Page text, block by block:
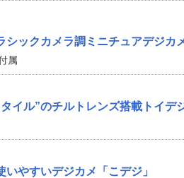
シックカメラ調ミニチュアデジカ
属
タイル”のチルトレンズ搭載トイ
やすいデジカメ「こデジ」